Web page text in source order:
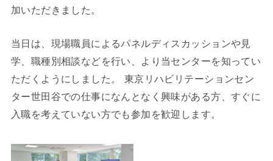
加いただきました。
当日は、現場職員によるパネルディスカッションや見
学、職種別相談などを行い、より当センターを知ってい
ただくようにしました。 東京リハビリテーションセン
ター世田谷での仕事になんとなく興味がある方、すぐに
入職を考えていない方でも参加を歓迎します。